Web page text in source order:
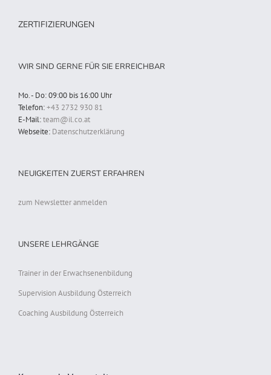
ZERTIFIZIERUNGEN
WIR SIND GERNE FÜR SIE ERREICHBAR
Mo. - Do: 09:00 bis 16:00 Uhr
Telefon:+43 2732 930 81
E-Mail:team@il.co.at
Webseite: Datenschutzerklärung
NEUIGKEITEN ZUERST ERFAHREN
zum Newsletter anmelden
UNSERE LEHRGÄNGE
Trainer in der Erwachsenenbildung
Supervision Ausbildung Österreich
Coaching Ausbildung Österreich